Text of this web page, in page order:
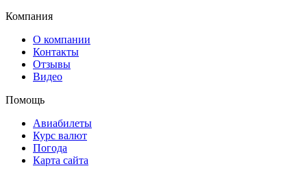
Компания
О компании
Контакты
Отзывы
Видео
Помощь
Авиабилеты
Курс валют
Погода
Карта сайта